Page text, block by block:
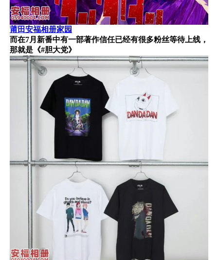
莆田安福相册家园
而在7月新番中有一部著作信任已经有很多粉丝等待上线，
那就是《#胆大党》